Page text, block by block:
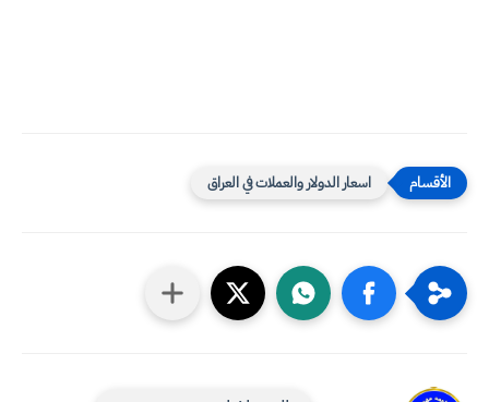
اسعار الدولار والعملات في العراق